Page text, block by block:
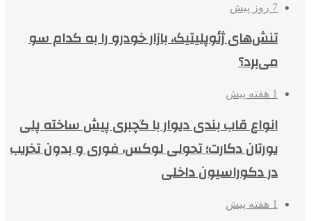
7 روز پیش
تنش‌های ژئوپلیتیک، بازار خودرو را به کدام سو
می‌برد؟
1 هفته پیش
انواع قاب بندی دیوار با گچبری پیش ساخته پلی
یورتان دکارت؛ تحولی لوکس، فوری و بدون تخریب
در دکوراسیون داخلی
1 هفته پیش